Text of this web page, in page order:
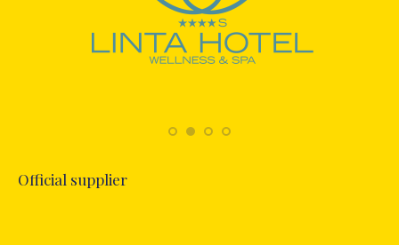
Official supplier